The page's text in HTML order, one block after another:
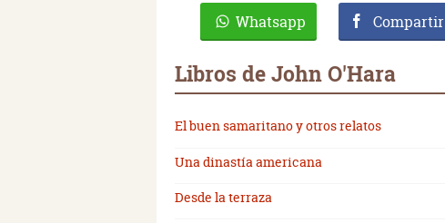
Whatsapp Compartir
Libros de John O'Hara
El buen samaritano y otros relatos
Una dinastía americana
Desde la terraza